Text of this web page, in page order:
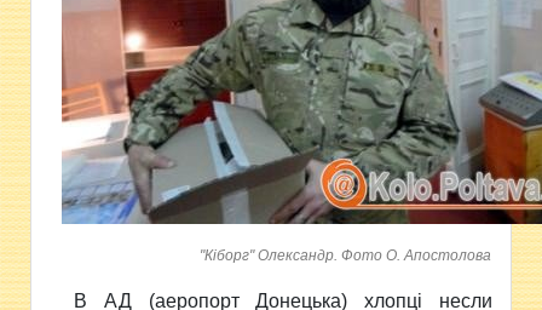
"Кіборг" Олександр. Фото О. Апостолова
В АД (аеропорт Донецька) хлопці несли